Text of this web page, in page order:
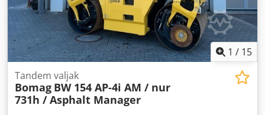
1 / 15
Tandem valjak
Bomag BW 154 AP-4i AM / nur
731h / Asphalt Manager